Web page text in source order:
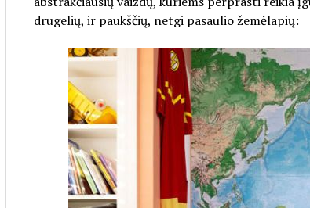
drugelių, ir paukščių, netgi pasaulio žemėlapių: